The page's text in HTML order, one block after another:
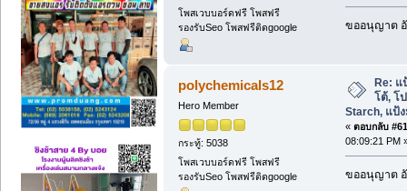
โพสเวบบอร์ดฟรี โพสฟรี
รองรับSeo โพสฟรีติดgoogle
ขออนุญาต
polychemicals12
Hero Member
กระทู้: 5038
โพสเวบบอร์ดฟรี โพสฟรี
รองรับSeo โพสฟรีติดgoogle
Re: แ
โต้, โ
Starch, แป้
« ตอบกลับ
08:09:21 PM
ขออนุญาต